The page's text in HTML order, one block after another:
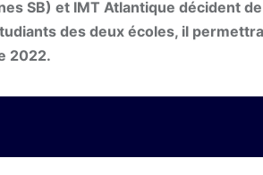
SB) et IMT Atlantique décident
des deux écoles, il
2022.